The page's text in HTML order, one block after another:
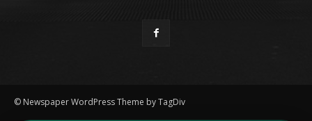
© Newspaper WordPress Theme by TagDiv